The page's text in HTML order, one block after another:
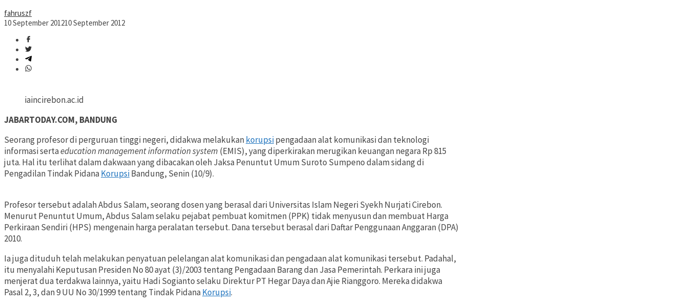
fahruszf
10 September 201210 September 2012
iaincirebon.ac.id
JABARTODAY.COM, BANDUNG
Seorang profesor di perguruan tinggi negeri, didakwa melakukankorupsipengadaan alat komunikasi dan teknologi
informasi sertaeducation management information system (EMIS), yang diperkirakan merugikan keuangan negara Rp 815
juta. Hal itu terlihat dalam dakwaan yang dibacakan oleh Jaksa Penuntut Umum Suroto Sumpeno dalam sidang di
Pengadilan Tindak PidanaKorupsiBandung, Senin (10/9).
Profesor tersebut adalah Abdus Salam, seorang dosen yang berasal dari Universitas Islam Negeri Syekh Nurjati Cirebon.
Menurut Penuntut Umum, Abdus Salam selaku pejabat pembuat komitmen (PPK) tidak menyusun dan membuat Harga
Perkiraan Sendiri (HPS) mengenain harga peralatan tersebut. Dana tersebut berasal dari Daftar Penggunaan Anggaran (DPA)
2010.
Ia juga dituduh telah melakukan penyatuan pelelangan alat komunikasi dan pengadaan alat komunikasi tersebut. Padahal,
itu menyalahi Keputusan Presiden No 80 ayat (3)/2003 tentang Pengadaan Barang dan Jasa Pemerintah. Perkara ini juga
menjerat dua terdakwa lainnya, yaitu Hadi Sogianto selaku Direktur PT Hegar Daya dan Ajie Rianggoro. Mereka didakwa
Pasal 2, 3, dan 9 UU No 30/1999 tentang Tindak PidanaKorupsi.